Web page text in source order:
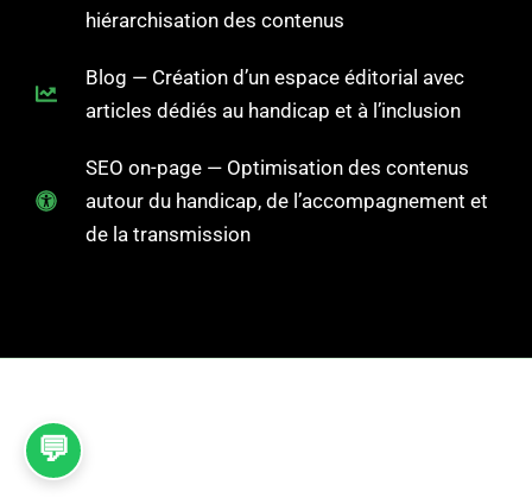
💬
hiérarchisation des contenus
Blog — Création d’un espace éditorial avec
articles dédiés au handicap et à l’inclusion
SEO on-page — Optimisation des contenus
autour du handicap, de l’accompagnement et
de la transmission